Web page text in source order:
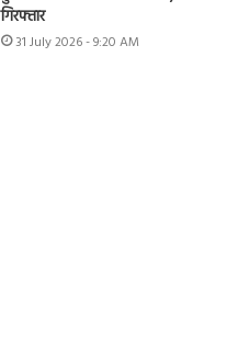
गिरफ्तार
31 July 2026 - 9:20 AM